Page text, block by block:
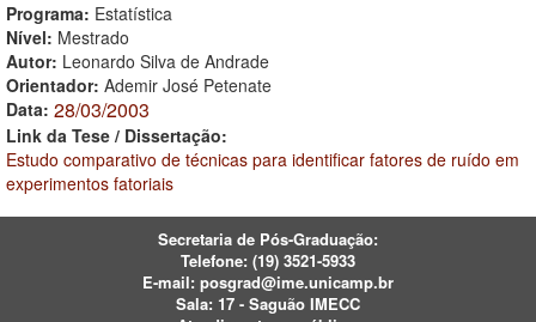
Programa: Estatística
Nível: Mestrado
Autor: Leonardo Silva de Andrade
Orientador: Ademir José Petenate
Data: 28/03/2003
Link da Tese / Dissertação:
Estudo comparativo de técnicas para identificar fatores de ruído em
experimentos fatoriais
Secretaria de Pós-Graduação:
Telefone: (19) 3521-5933
E-mail: posgrad@ime.unicamp.br
Sala: 17 - Saguão IMECC